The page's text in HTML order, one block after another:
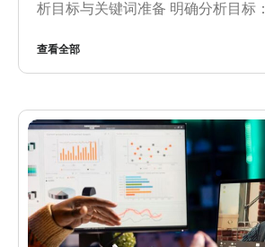
析目标与关键词准备 明确分析目标：
查看全部